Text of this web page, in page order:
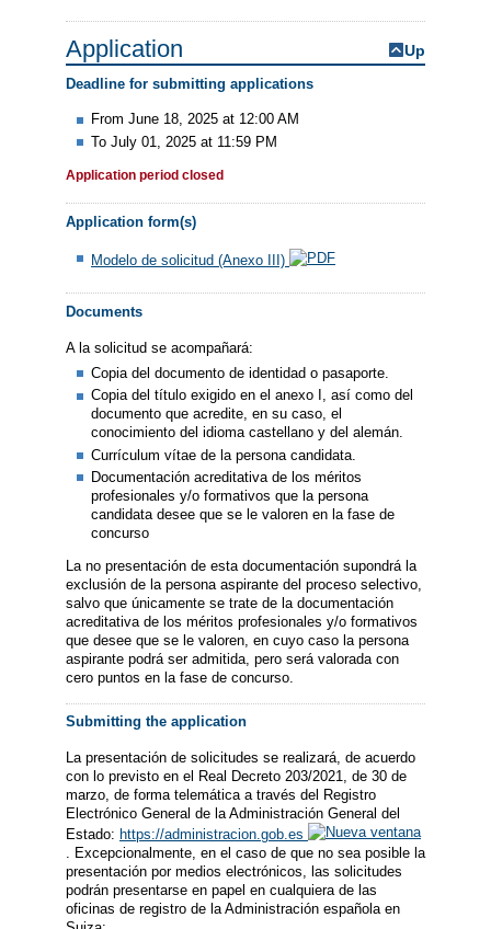
Application Up
Deadline for submitting applications
From June 18, 2025 at 12:00 AM
To July 01, 2025 at 11:59 PM
Application period closed
Application form(s)
Modelo de solicitud (Anexo III)
Documents
A la solicitud se acompañará:
Copia del documento de identidad o pasaporte.
Copia del título exigido en el anexo I, así como del
documento que acredite, en su caso, el
conocimiento del idioma castellano y del alemán.
Currículum vítae de la persona candidata.
Documentación acreditativa de los méritos
profesionales y/o formativos que la persona
candidata desee que se le valoren en la fase de
concurso
La no presentación de esta documentación supondrá la
exclusión de la persona aspirante del proceso selectivo,
salvo que únicamente se trate de la documentación
acreditativa de los méritos profesionales y/o formativos
que desee que se le valoren, en cuyo caso la persona
aspirante podrá ser admitida, pero será valorada con
cero puntos en la fase de concurso.
Submitting the application
La presentación de solicitudes se realizará, de acuerdo
con lo previsto en el Real Decreto 203/2021, de 30 de
marzo, de forma telemática a través del Registro
Electrónico General de la Administración General del
Estado: https://administracion.gob.es
. Excepcionalmente, en el caso de que no sea posible la
presentación por medios electrónicos, las solicitudes
podrán presentarse en papel en cualquiera de las
oficinas de registro de la Administración española en